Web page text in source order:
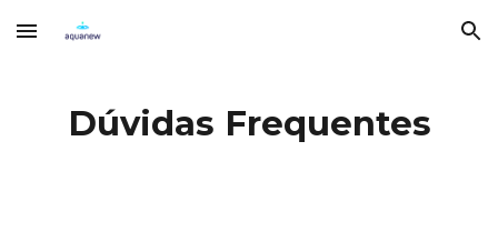
Skip to main content Skip to navigation
Dúvidas Frequentes